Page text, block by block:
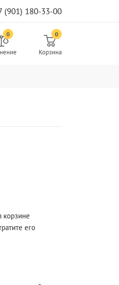
(901) 180-33-00
0 0
Корзина
корзине
его